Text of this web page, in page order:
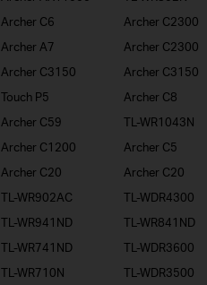
Archer C6 Archer C2300
Archer A7 Archer C2300
Archer C3150 Archer C3150
Touch P5 Archer C8
Archer C59 TL-WR1043N
Archer C1200 Archer C5
Archer C20 Archer C20
TL-WR902AC TL-WDR4300
TL-WR941ND TL-WR841ND
TL-WR741ND TL-WDR3600
TL-WR710N TL-WDR3500